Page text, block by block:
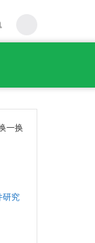
一换
研究